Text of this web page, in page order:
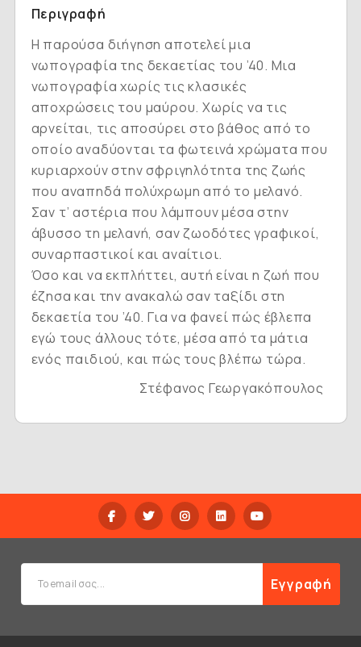
Περιγραφή
Η παρούσα διήγηση αποτελεί μια
νωπογραφία της δεκαετίας του ’40. Μια
νωπογραφία χωρίς τις κλασικές
αποχρώσεις του μαύρου. Χωρίς να τις
αρνείται, τις αποσύρει στο βάθος από το
οποίο αναδύονται τα φωτεινά χρώματα που
κυριαρχούν στην σφριγηλότητα της ζωής
που αναπηδά πολύχρωμη από το μελανό.
Σαν τ’ αστέρια που λάμπουν μέσα στην
άβυσσο τη μελανή, σαν ζωοδότες γραφικοί,
συναρπαστικοί και αναίτιοι.
Όσο και να εκπλήττει, αυτή είναι η ζωή που
έζησα και την ανακαλώ σαν ταξίδι στη
δεκαετία του ’40. Για να φανεί πώς έβλεπα
εγώ τους άλλους τότε, μέσα από τα μάτια
ενός παιδιού, και πώς τους βλέπω τώρα.
Στέφανος Γεωργακόπουλος
Εγγραφή